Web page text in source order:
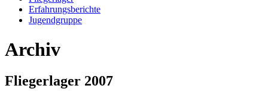
Erfahrungsberichte
Jugendgruppe
Archiv
Fliegerlager 2007